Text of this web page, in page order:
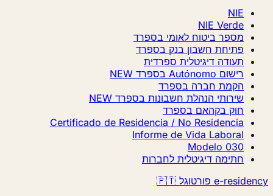
NIE
NIE Verde
מספר ביטוח לאומי בספרד
פתיחת חשבון בנק בספרד
תעודה דיגיטלית ספרדית
רישום Autónomo בספרד
NEW
הקמת חברה בספרד
שירותי הנהלת חשבונות בספרד NEW
חוק בקהאם בספרד
Certificado de Residencia / No Residencia
Informe de Vida Laboral
Modelo 030
חתימה דיגיטלית לחברות
e-residency פורטוגל 🇵🇹